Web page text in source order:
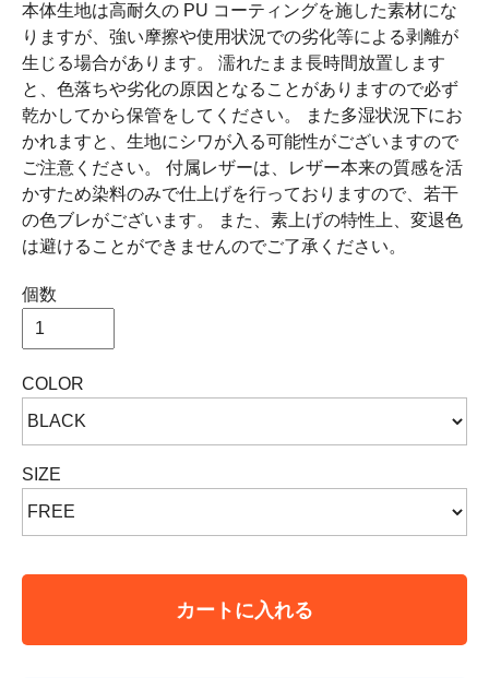
本体生地は高耐久の PU コーティングを施した素材にな
りますが、強い摩擦や使用状況での劣化等による剥離が
生じる場合があります。 濡れたまま長時間放置します
と、色落ちや劣化の原因となることがありますので必ず
乾かしてから保管をしてください。 また多湿状況下にお
かれますと、生地にシワが入る可能性がございますので
ご注意ください。 付属レザーは、レザー本来の質感を活
かすため染料のみで仕上げを行っておりますので、若干
の色ブレがございます。 また、素上げの特性上、変退色
は避けることができませんのでご了承ください。
個数
COLOR
SIZE
カートに入れる